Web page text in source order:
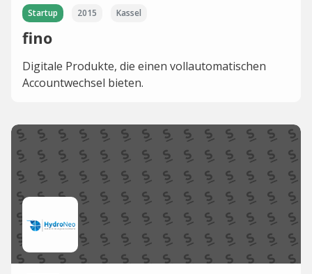
Startup 2015 Kassel
fino
Digitale Produkte, die einen vollautomatischen
Accountwechsel bieten.